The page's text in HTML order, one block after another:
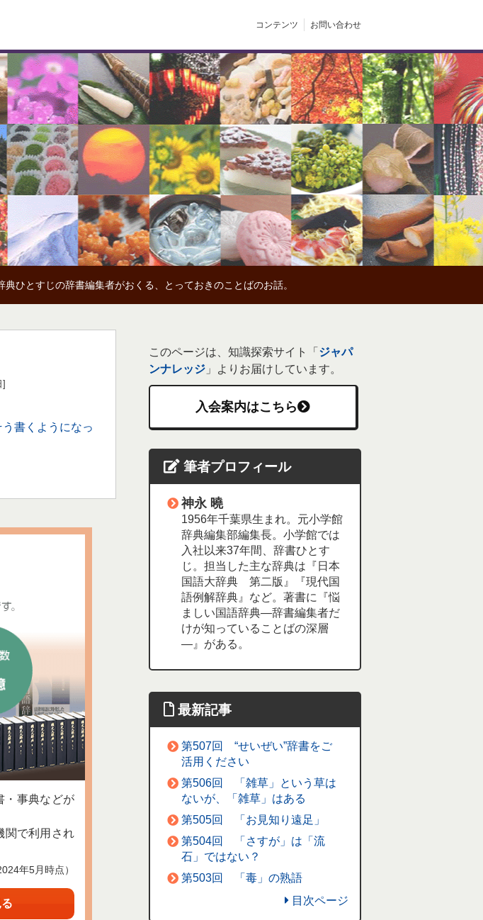
コンテンツ お問い合わせ
ひとすじの辞書編集者がおくる、とっておきのことばのお話。
]
書くようになっ
・事典などが
関で利用され
年5月時点）
このページは、知識探索サイト「 ジャパ
ンナレッジ 」よりお届けしています。
入会案内はこちら
筆者プロフィール
神永 曉
1956年千葉県生まれ。元小学館
辞典編集部編集長。小学館では
入社以来37年間、辞書ひとす
じ。担当した主な辞典は『日本
国語大辞典 第二版』『現代国
語例解辞典』など。著書に『悩
ましい国語辞典―辞書編集者だ
けが知っていることばの深層
―』がある。
最新記事
第507回 “せいぜい”辞書をご
活用ください
第506回 「雑草」という草は
ないが、「雑草」はある
第505回 「お見知り遠足」
第504回 「さすが」は「流
石」ではない？
第503回 「毒」の熟語
目次ページ